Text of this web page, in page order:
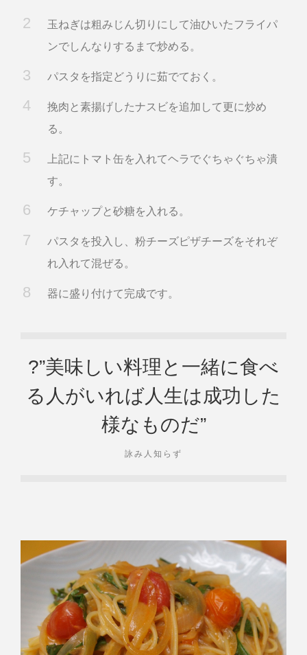
玉ねぎは粗みじん切りにして油ひいたフライパ
ンでしんなりするまで炒める。
パスタを指定どうりに茹でておく。
挽肉と素揚げしたナスビを追加して更に炒め
る。
上記にトマト缶を入れてヘラでぐちゃぐちゃ潰
す。
ケチャップと砂糖を入れる。
パスタを投入し、粉チーズピザチーズをそれぞ
れ入れて混ぜる。
器に盛り付けて完成です。
?”美味しい料理と一緒に食べ
る人がいれば人生は成功した
様なものだ”
詠み人知らず